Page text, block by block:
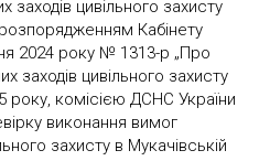
заходів цивільного захисту
Кабінету
2024 року № 1313-р „Про
заходів цивільного захисту
року, комісією ДСНС України
виконання вимог
захисту в Мукачівській